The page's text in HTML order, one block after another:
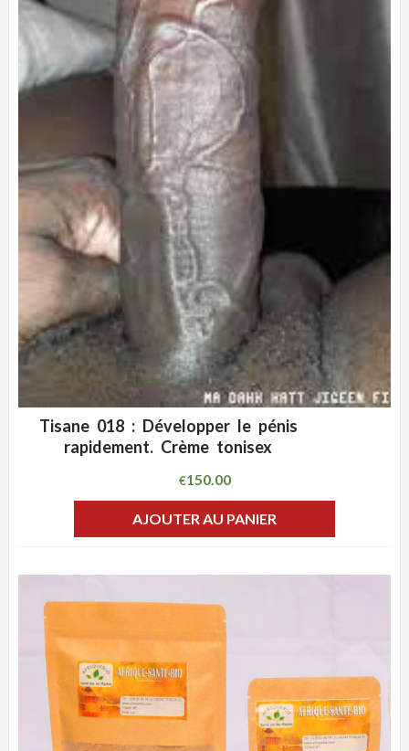
ADD WISHLIST
Tisane 018 : Développer le pénis
rapidement. Crème tonisex
€150.00
AJOUTER AU PANIER